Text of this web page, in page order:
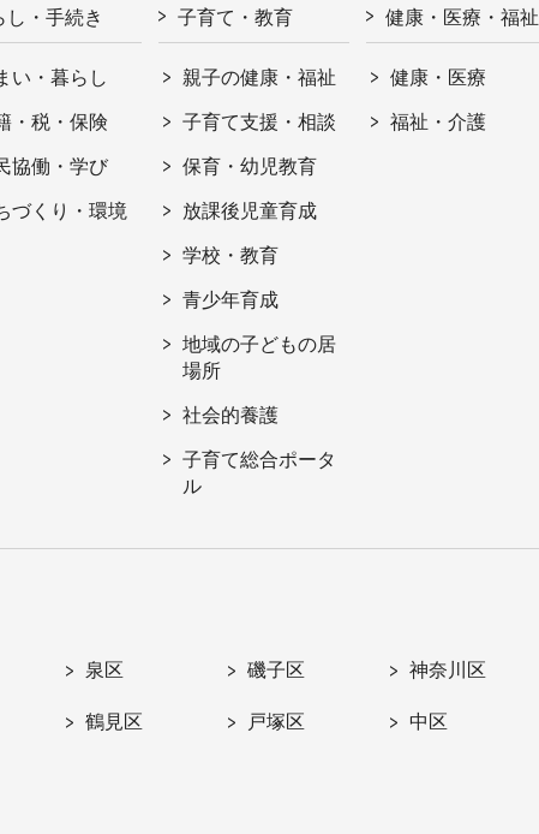
し・手続き
い・暮らし
・税・保険
協働・学び
づくり・環境
子育て・教育
親子の健康・福祉
子育て支援・相談
保育・幼児教育
放課後児童育成
学校・教育
青少年育成
地域の子どもの居
場所
社会的養護
子育て総合ポータ
ル
健康・医療・福祉
健康・医療
福祉・介護
泉区 磯子区 神奈川区
鶴見区 戸塚区 中区